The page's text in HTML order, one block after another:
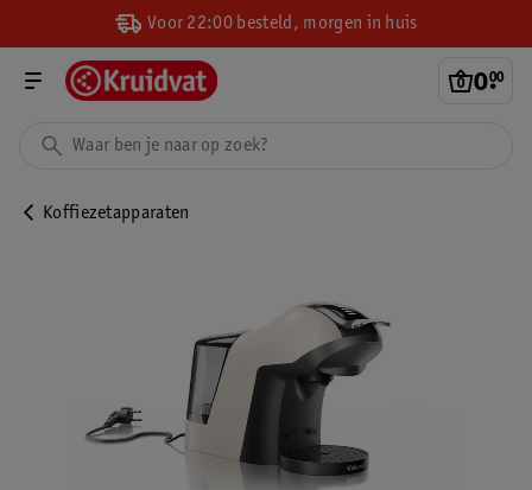
Voor 22:00 besteld, morgen in huis
0.
00
Koffiezetapparaten